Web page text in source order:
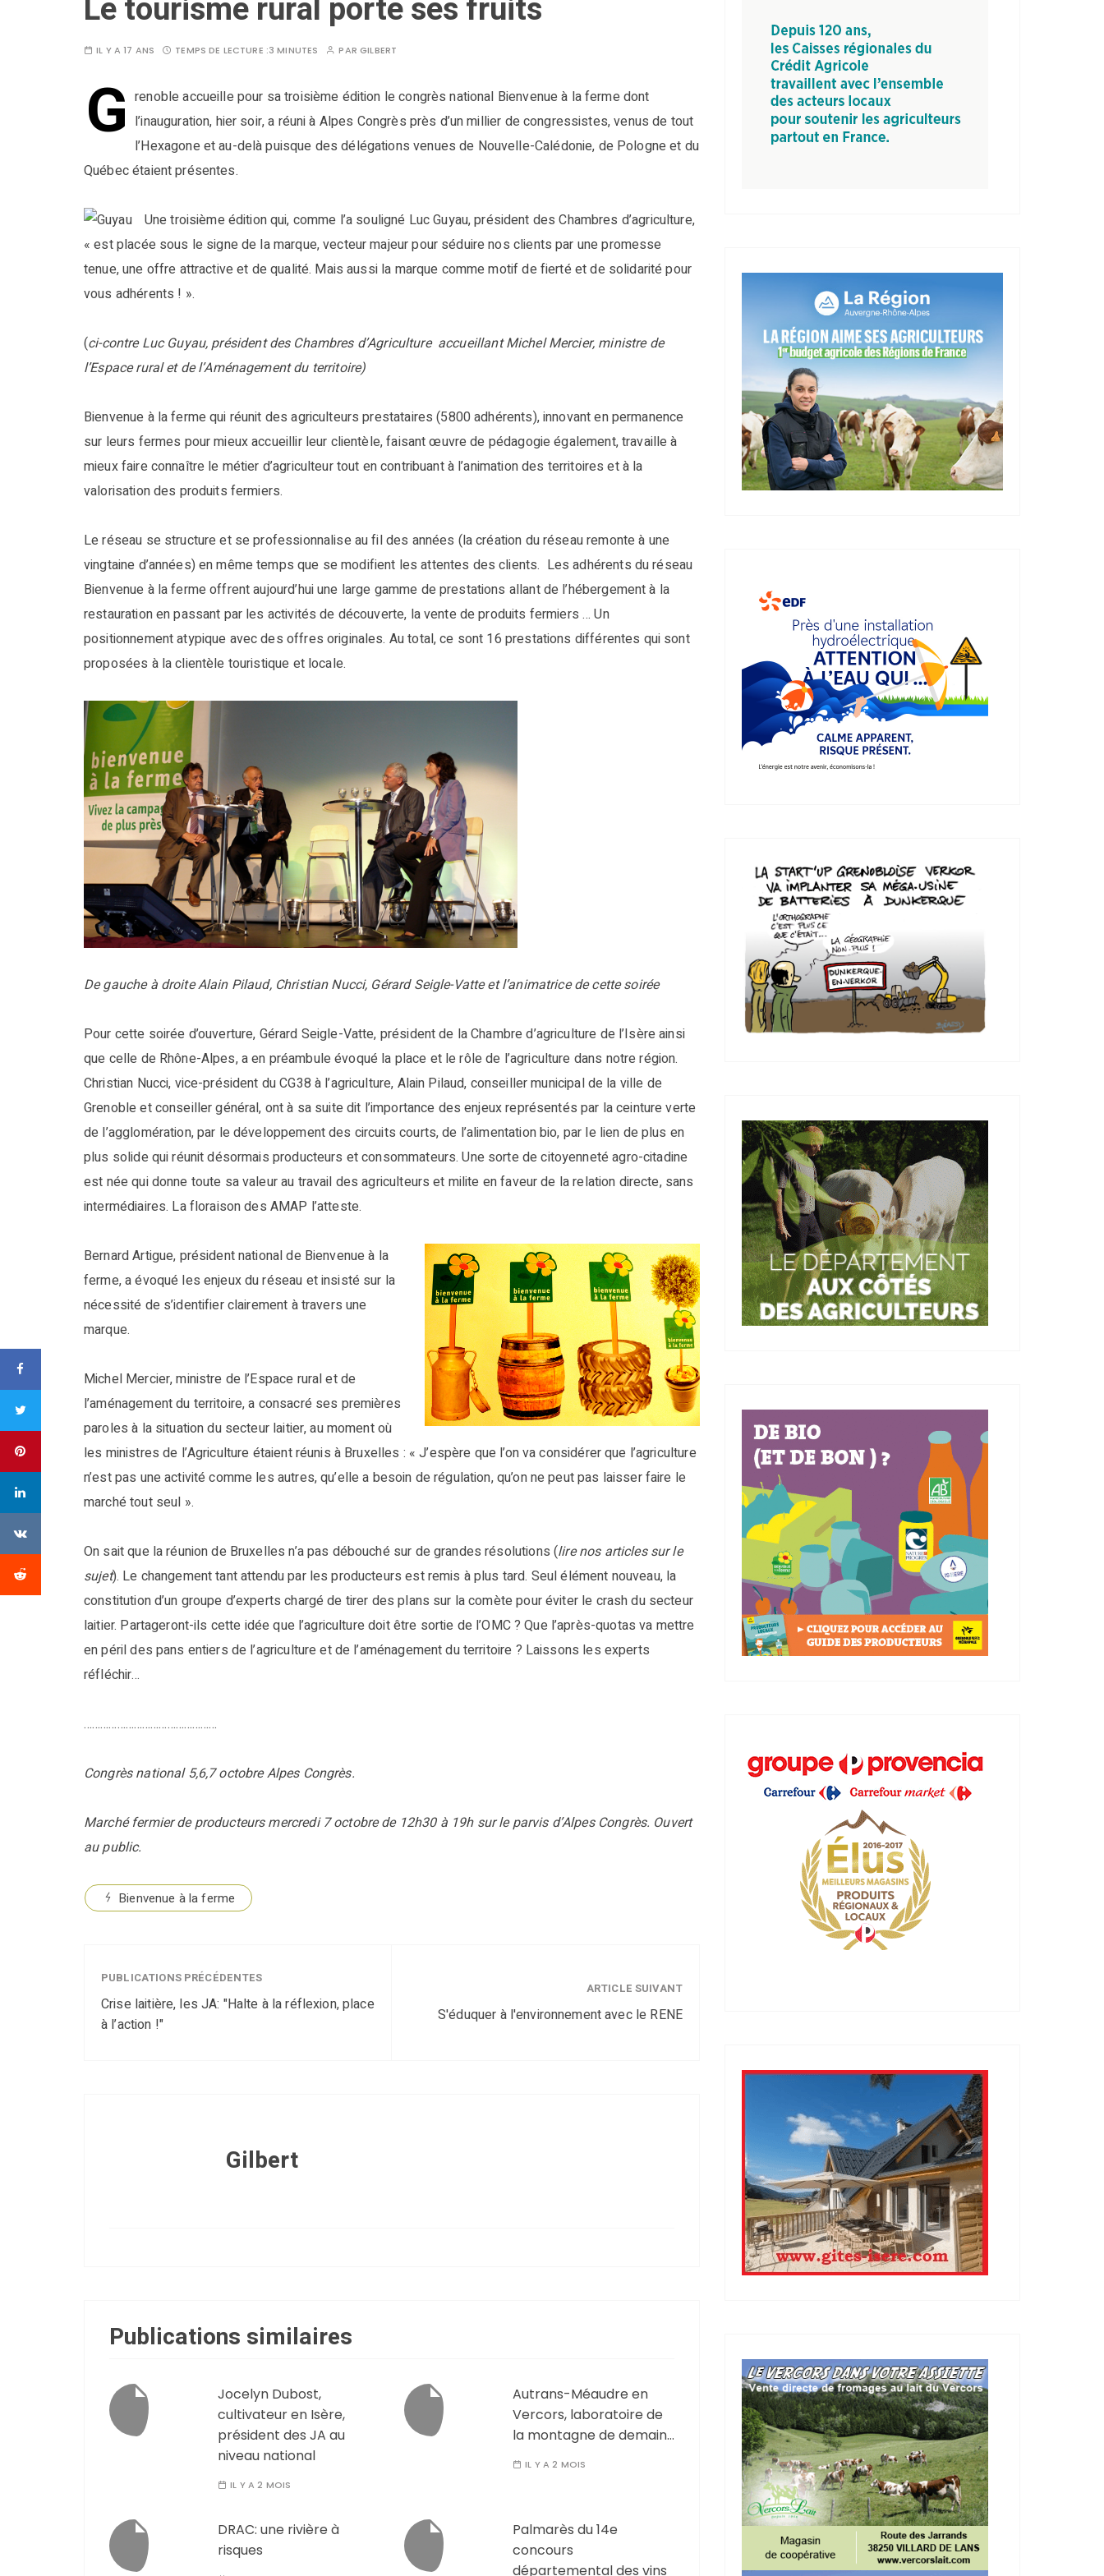
Le tourisme rural porte ses fruits
IL Y A 17 ANS TEMPS DE LECTURE :3 MINUTES PARGILBERT
G renoble accueille pour sa troisième édition le congrès national Bienvenue à la ferme dont
l’inauguration, hier soir, a réuni à Alpes Congrès près d’un millier de congressistes, venus de tout
l’Hexagone et au-delà puisque des délégations venues de Nouvelle-Calédonie, de Pologne et du
Québec étaient présentes.
Une troisième édition qui, comme l’a souligné Luc Guyau, président des Chambres d’agriculture,
« est placée sous le signe de la marque, vecteur majeur pour séduire nos clients par une promesse
tenue, une offre attractive et de qualité. Mais aussi la marque comme motif de fierté et de solidarité pour
vous adhérents ! ».
(ci-contre Luc Guyau, président des Chambres d’Agriculture accueillant Michel Mercier, ministre de
l’Espace rural et de l’Aménagement du territoire)
Bienvenue à la ferme qui réunit des agriculteurs prestataires (5800 adhérents), innovant en permanence
sur leurs fermes pour mieux accueillir leur clientèle, faisant œuvre de pédagogie également, travaille à
mieux faire connaître le métier d’agriculteur tout en contribuant à l’animation des territoires et à la
valorisation des produits fermiers.
Le réseau se structure et se professionnalise au fil des années (la création du réseau remonte à une
vingtaine d’années) en même temps que se modifient les attentes des clients. Les adhérents du réseau
Bienvenue à la ferme offrent aujourd’hui une large gamme de prestations allant de l’hébergement à la
restauration en passant par les activités de découverte, la vente de produits fermiers … Un
positionnement atypique avec des offres originales. Au total, ce sont 16 prestations différentes qui sont
proposées à la clientèle touristique et locale.
De gauche à droite Alain Pilaud, Christian Nucci, Gérard Seigle-Vatte et l’animatrice de cette soirée
Pour cette soirée d’ouverture, Gérard Seigle-Vatte, président de la Chambre d’agriculture de l’Isère ainsi
que celle de Rhône-Alpes, a en préambule évoqué la place et le rôle de l’agriculture dans notre région.
Christian Nucci, vice-président du CG38 à l’agriculture, Alain Pilaud, conseiller municipal de la ville de
Grenoble et conseiller général, ont à sa suite dit l’importance des enjeux représentés par la ceinture verte
de l’agglomération, par le développement des circuits courts, de l’alimentation bio, par le lien de plus en
plus solide qui réunit désormais producteurs et consommateurs. Une sorte de citoyenneté agro-citadine
est née qui donne toute sa valeur au travail des agriculteurs et milite en faveur de la relation directe, sans
intermédiaires. La floraison des AMAP l’atteste.
Bernard Artigue, président national de Bienvenue à la
ferme, a évoqué les enjeux du réseau et insisté sur la
nécessité de s’identifier clairement à travers une
marque.
Michel Mercier, ministre de l’Espace rural et de
l’aménagement du territoire, a consacré ses premières
paroles à la situation du secteur laitier, au moment où
les ministres de l’Agriculture étaient réunis à Bruxelles : « J’espère que l’on va considérer que l’agriculture
n’est pas une activité comme les autres, qu’elle a besoin de régulation, qu’on ne peut pas laisser faire le
marché tout seul ».
On sait que la réunion de Bruxelles n’a pas débouché sur de grandes résolutions (lire nos articles sur le
sujet). Le changement tant attendu par les producteurs est remis à plus tard. Seul élément nouveau, la
constitution d’un groupe d’experts chargé de tirer des plans sur la comète pour éviter le crash du secteur
laitier. Partageront-ils cette idée que l’agriculture doit être sortie de l’OMC ? Que l’après-quotas va mettre
en péril des pans entiers de l’agriculture et de l’aménagement du territoire ? Laissons les experts
réfléchir…
…………………………………………
Congrès national 5,6,7 octobre Alpes Congrès.
Marché fermier de producteurs mercredi 7 octobre de 12h30 à 19h sur le parvis d’Alpes Congrès. Ouvert
au public.
Bienvenue à la ferme
PUBLICATIONS PRÉCÉDENTES
Crise laitière, les JA: "Halte à la réflexion, place
à l’action !"
ARTICLE SUIVANT
S'éduquer à l'environnement avec le RENE
Gilbert
Publications similaires
Jocelyn Dubost,
cultivateur en Isère,
président des JA au
niveau national
IL Y A 2 MOIS
Autrans-Méaudre en
Vercors, laboratoire de
la montagne de demain…
IL Y A 2 MOIS
DRAC: une rivière à
risques
Palmarès du 14e
concours
départemental des vins